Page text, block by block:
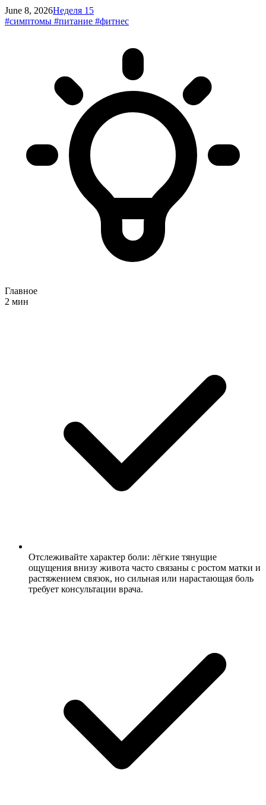
June 8, 2026Неделя 15
#симптомы #питание #фитнес
Главное
2 мин
Отслеживайте характер боли: лёгкие тянущие
ощущения внизу живота часто связаны с ростом матки и
растяжением связок, но сильная или нарастающая боль
требует консультации врача.